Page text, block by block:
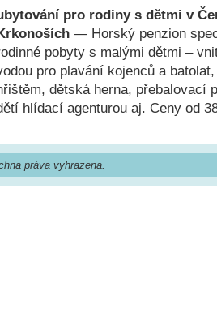
pro rodiny s dětmi v
— Horský penzion
pobyty s malými dětmi –
pro plavání kojenců a
dětská herna, přebalovací
hlídací agenturou aj. Ceny od
práva vyhrazena.